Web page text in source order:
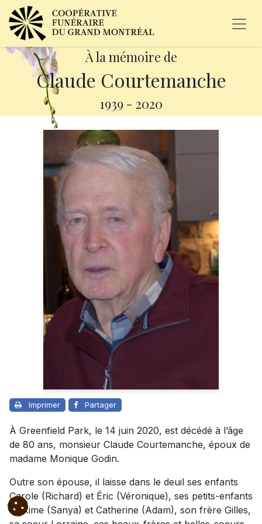
À la mémoire de
Claude Courtemanche
1939 - 2020
Imprimer Partager
À Greenfield Park, le 14 juin 2020, est décédé à l’âge
de 80 ans, monsieur Claude Courtemanche, époux de
madame Monique Godin.
Outre son épouse, il laisse dans le deuil ses enfants
Carole (Richard) et Éric (Véronique), ses petits-enfants
Maxime (Sanya) et Catherine (Adam), son frère Gilles,